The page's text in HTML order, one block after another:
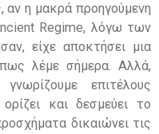
αν η μακρά προηγούμενη
Regime, λόγω των
είχε αποκτήσει μια
λέμε σήμερα. Αλλά,
επιτέλους
και δεσμεύει το
δικαιώνει τις